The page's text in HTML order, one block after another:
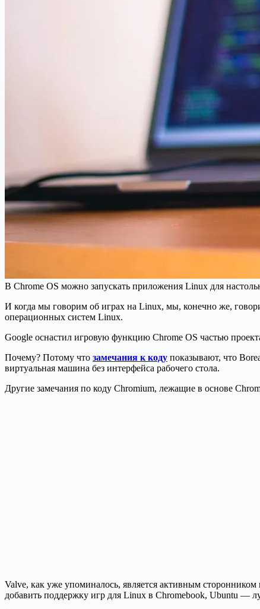
В Chrome OS можно запускать приложения Linux для
И когда мы говорим об играх на Linux, мы, конечно же,
операционных систем Linux.
Google оснастил игровую функцию Chrome OS частью
Почему? Потому что замечания к коду показывают, что
виртуальная машина без интерфейса рабочего стола.
Другие замечания по коду Chromium, лежащие в основе
Valve, как уже упоминалось, является активным
добавить поддержку игр для Linux в Chromebook, Ubuntu —